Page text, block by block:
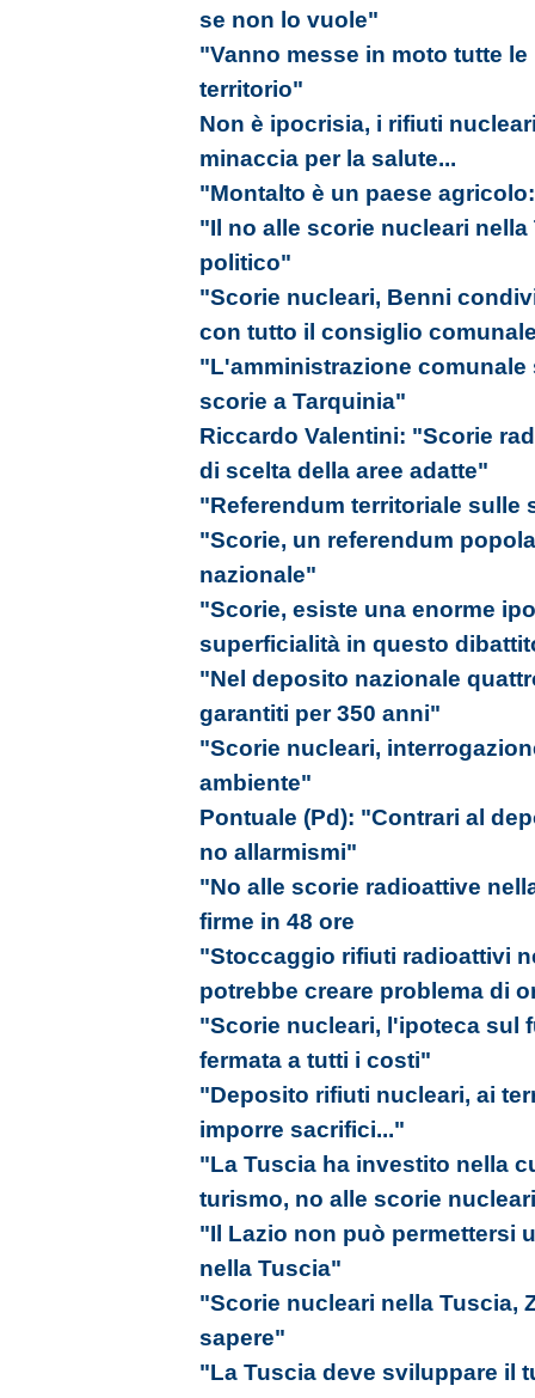
se non lo vuole"
"Vanno messe in moto tutte
territorio"
Non è ipocrisia, i rifiuti
minaccia per la salute...
"Montalto è un paese
"Il no alle scorie nucleari
politico"
"Scorie nucleari, Benni
con tutto il consiglio
"L'amministrazione comunale
scorie a Tarquinia"
Riccardo Valentini: "Scorie
di scelta della aree adatte"
"Referendum territoriale sulle
"Scorie, un referendum
nazionale"
"Scorie, esiste una enorme
superficialità in questo
"Nel deposito nazionale
garantiti per 350 anni"
"Scorie nucleari,
ambiente"
Pontuale (Pd): "Contrari al
no allarmismi"
"No alle scorie radioattive
firme in 48 ore
"Stoccaggio rifiuti radioattivi
potrebbe creare problema di
"Scorie nucleari, l'ipoteca sul
fermata a tutti i costi"
"Deposito rifiuti nucleari, ai
imporre sacrifici..."
"La Tuscia ha investito nella
turismo, no alle scorie
"Il Lazio non può permettersi
nella Tuscia"
"Scorie nucleari nella Tuscia,
sapere"
"La Tuscia deve sviluppare il